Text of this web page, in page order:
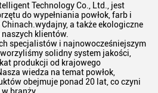
Technology Co., Ltd., jest
do wypełniania powłok, farb i
a także ekologiczne
klientów.
specjalistów i najnowocześniejszym
solidny system jakości,
produkcji od krajowego
wiedza na temat powłok,
obejmuje ponad 20 lat, co czyni